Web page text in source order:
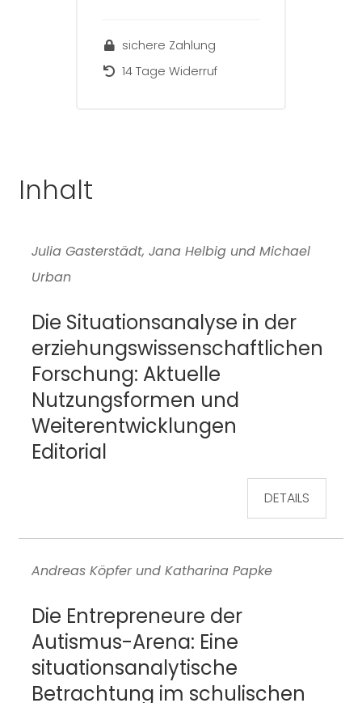
Menge
sichere Zahlung
14 Tage Widerruf
Inhalt
Julia Gasterstädt, Jana Helbig und Michael
Urban
Die Situationsanalyse in der
erziehungswissenschaftlichen
Forschung: Aktuelle
Nutzungsformen und
Weiterentwicklungen
Editorial
DETAILS
Andreas Köpfer und Katharina Papke
Die Entrepreneure der
Autismus-Arena: Eine
situationsanalytische
Betrachtung im schulischen